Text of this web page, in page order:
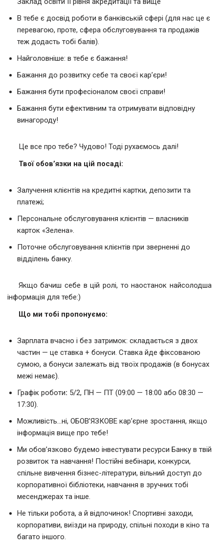
В тебе є досвід роботи в банківській сфері (для нас це є
перевагою, проте, сфера обслуговування та продажів
теж додасть тобі балів).
Найголовніше: в тебе є бажання!
Бажання до розвитку себе та своєї кар’єри!
Бажання бути професіоналом своєї справи!
Бажання бути ефективним та отримувати відповідну
винагороду!
Це все про тебе? Чудово! Тоді рухаємось далі!
Твої обов’язки на цій посаді:
Залучення клієнтів на кредитні картки, депозити та
платежі;
Персональне обслуговування клієнтів — власників
карток «Зелена».
Поточне обслуговування клієнтів при зверненні до
відділень банку.
Якщо бачиш себе в цій ролі, то наостанок найсолодша
інформація для тебе:)
Що ми тобі пропонуємо:
Зарплата вчасно і без затримок: складається з двох
частин — це ставка + бонуси. Ставка йде фіксованою
сумою, а бонуси залежать від твоїх продажів (в бонусах
межі немає).
Графік роботи: 5/2, ПН — ПТ (09:00 — 18:00 або 08:30 —
17:30).
Можливість…ні, ОБОВ’ЯЗКОВЕ кар’єрне зростання, якщо
інформація вище про тебе!
Ми обов’язково будемо інвестувати ресурси Банку в твій
розвиток та навчання! Постійні вебінари, конкурси,
спільне вивчення бізнес-літератури, вільний доступ до
корпоративної бібліотеки, навчання в зручних тобі
месенджерах та інше.
Не тільки робота, а й відпочинок! Спортивні заходи,
корпоративи, виїзди на природу, спільні походи в кіно та
багато іншого.